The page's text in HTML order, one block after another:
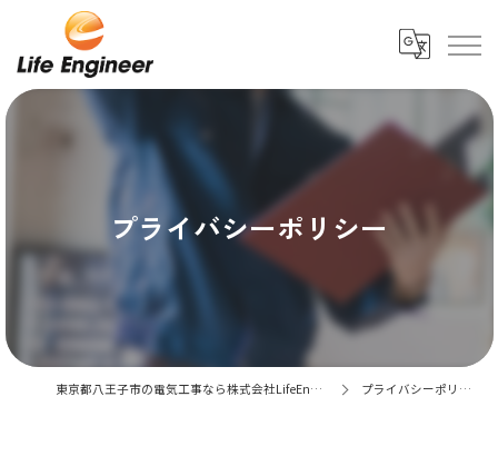
プライバシーポリシー
東京都八王子市の電気工事なら株式会社LifeEngineer プライバシーポリシー